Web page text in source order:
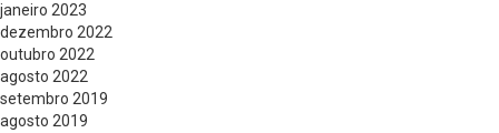
janeiro 2023
dezembro 2022
outubro 2022
agosto 2022
setembro 2019
agosto 2019